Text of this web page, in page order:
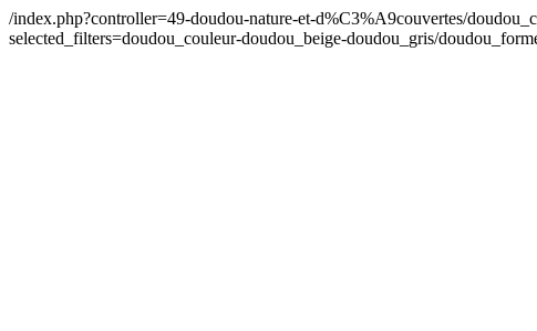
/index.php?controller=49-doudou-nature-et-d%C3%A9couvertes/
selected_filters=doudou_couleur-doudou_beige-doudou_gris/